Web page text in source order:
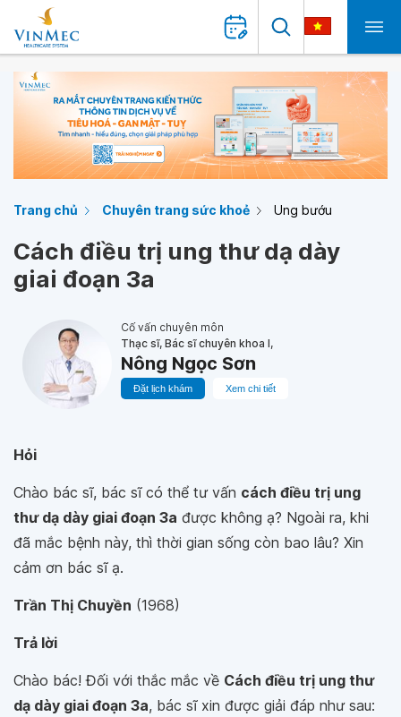
Trang chủ Chuyên trang sức khoẻ Ung bướu
Cách điều trị ung thư dạ dày
giai đoạn 3a
Cố vấn chuyên môn
Thạc sĩ, Bác sĩ chuyên khoa I,
Nông Ngọc Sơn
Đặt lịch khám Xem chi tiết
Hỏi
Chào bác sĩ, bác sĩ có thể tư vấn cách điều trị ung
thư dạ dày giai đoạn 3a được không ạ? Ngoài ra, khi
đã mắc bệnh này, thì thời gian sống còn bao lâu? Xin
cảm ơn bác sĩ ạ.
Trần Thị Chuyền (1968)
Trả lời
Chào bác! Đối với thắc mắc về Cách điều trị ung thư
dạ dày giai đoạn 3a, bác sĩ xin được giải đáp như sau: